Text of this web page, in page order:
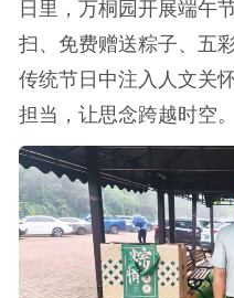
日里，万桐园开展端午
扫、免费赠送粽子、五
传统节日中注入人文关
担当，让思念跨越时空。